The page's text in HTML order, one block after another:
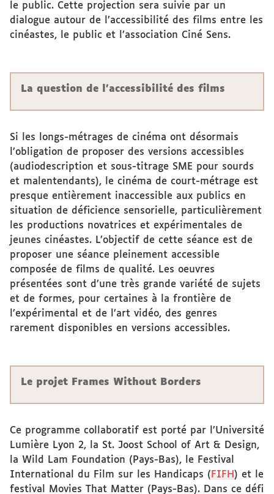
le public. Cette projection sera suivie par un
dialogue autour de l’accessibilité des films entre les
cinéastes, le public et l’association Ciné Sens.
La question de l’accessibilité des films
Si les longs-métrages de cinéma ont désormais
l’obligation de proposer des versions accessibles
(audiodescription et sous-titrage SME pour sourds
et malentendants), le cinéma de court-métrage est
presque entièrement inaccessible aux publics en
situation de déficience sensorielle, particulièrement
les productions novatrices et expérimentales de
jeunes cinéastes. L’objectif de cette séance est de
proposer une séance pleinement accessible
composée de films de qualité. Les oeuvres
présentées sont d’une très grande variété de sujets
et de formes, pour certaines à la frontière de
l’expérimental et de l’art vidéo, des genres
rarement disponibles en versions accessibles.
Le projet Frames Without Borders
Ce programme collaboratif est porté par l’Université
Lumière Lyon 2, la St. Joost School of Art & Design,
la Wild Lam Foundation (Pays-Bas), le Festival
International du Film sur les Handicaps ( FIFH ) et le
festival Movies That Matter (Pays-Bas). Dans ce défi